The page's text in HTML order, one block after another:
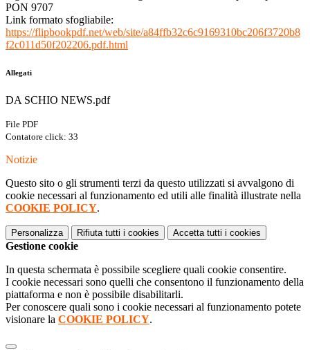
PON 9707
Link formato sfogliabile:
https://flipbookpdf.net/web/site/a84ffb32c6c9169310bc206f3720b8
f2c011d50f202206.pdf.html
Allegati
DA SCHIO NEWS.pdf
File PDF
Contatore click: 33
Notizie
Questo sito o gli strumenti terzi da questo utilizzati si avvalgono di
cookie necessari al funzionamento ed utili alle finalità illustrate nella
COOKIE POLICY.
Personalizza Rifiuta tutti i cookies Accetta tutti i cookies
Gestione cookie
In questa schermata è possibile scegliere quali cookie consentire.
I cookie necessari sono quelli che consentono il funzionamento della
piattaforma e non è possibile disabilitarli.
Per conoscere quali sono i cookie necessari al funzionamento potete
visionare la COOKIE POLICY.